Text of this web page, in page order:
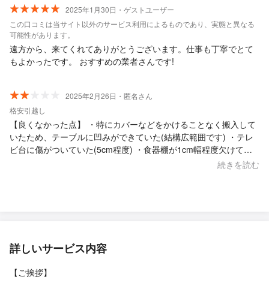
2025年1月30日・ゲストユーザー
この口コミは当サイト以外のサービス利用によるものであり、実態と異なる
可能性があります。
遠方から、来てくれてありがとうございます。仕事も丁寧でとて
もよかったです。 おすすめの業者さんです!
2025年2月26日・匿名さん
格安引越し
【良くなかった点】 ・特にカバーなどをかけることなく搬入して
いたため、テーブルに凹みができていた(結構広範囲です) ・テレ
ビ台に傷がついていた(5cm程度) ・食器棚が1cm幅程度欠けてい
た ・搬入後、冷蔵庫下のカバー部分がはまらなくなった ・別の場
っておりましたが3名来てくださいました（内1人は70代後半〜80
小さな荷物を運んでくださったり、オートロックで閉まってしま
続きを読む
詳しいサービス内容
【ご挨拶】